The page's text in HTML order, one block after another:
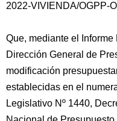
2022-VIVIENDA/OGPP-
Que, mediante el
Dirección General de
modificación
establecidas en el
Legislativo Nº 1440,